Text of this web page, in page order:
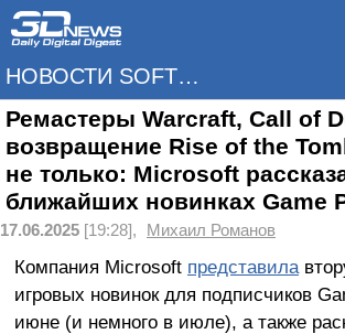
НОВОСТИ SOFTWARE
Ремастеры Warcraft, Call of
возвращение Rise of the
не только: Microsoft
ближайших новинках Game
17.06.2025 [19:28], Михаил Романов
Компания Microsoft представила
игровых новинок для подписчиков
июне (и немного в июле), а также